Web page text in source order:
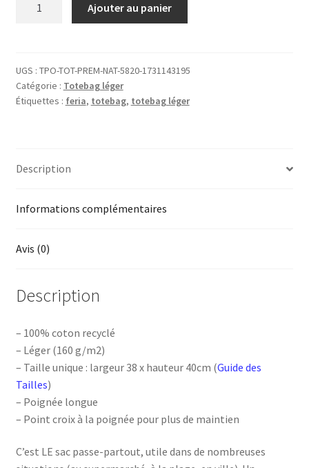
0
stress
Ajouter au panier
UGS : TPO-TOT-PREM-NAT-5820-1731143195
Catégorie : Totebag léger
Étiquettes : feria, totebag, totebag léger
Description
Informations complémentaires
Avis (0)
Description
– 100% coton recyclé
– Léger (160 g/m2)
– Taille unique : largeur 38 x hauteur 40cm (Guide des
Tailles)
– Poignée longue
– Point croix à la poignée pour plus de maintien
C’est LE sac passe-partout, utile dans de nombreuses